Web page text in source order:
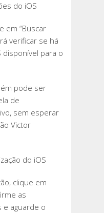
do iOS
em “Buscar
verificar se há
disponível para o
pode ser
de
sem esperar
Victor
do iOS
clique em
as
e aguarde o